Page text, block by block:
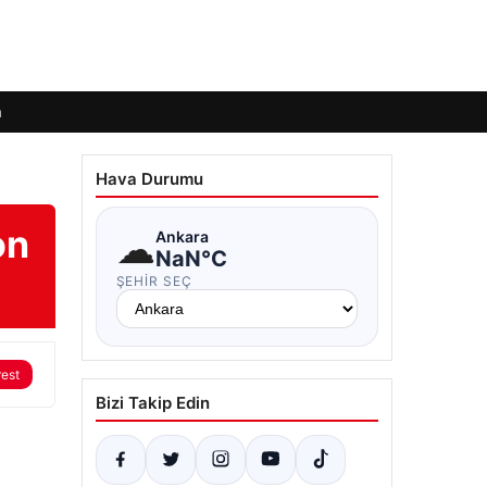
Hava Durumu
☁Ankara
NaN°C
ŞEHIR SEÇ
Bizi Takip Edin